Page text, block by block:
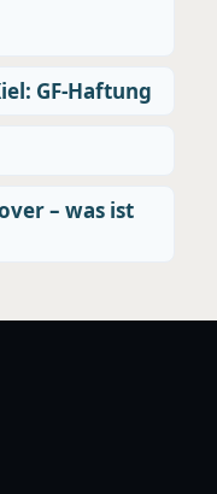
GF-Haftung
– was ist